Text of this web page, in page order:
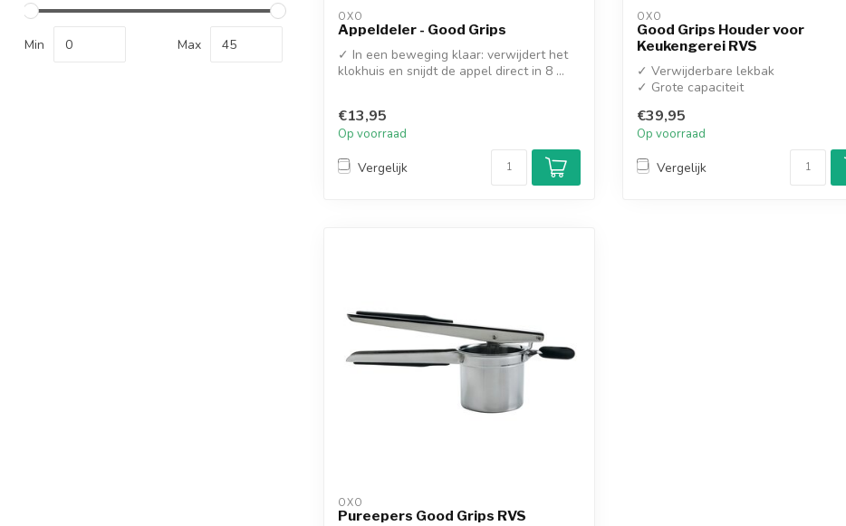
Min Max
OXO
Appeldeler - Good Grips
✓ In een beweging klaar: verwijdert het
klokhuis en snijdt de appel direct in 8 ...
€13,95
Op voorraad
Vergelijk
OXO
Good Grips Houder voor
Keukengerei RVS
✓ Verwijderbare lekbak
✓ Grote capaciteit
€39,95
Op voorraad
Vergelijk
OXO
Pureepers Good Grips RVS